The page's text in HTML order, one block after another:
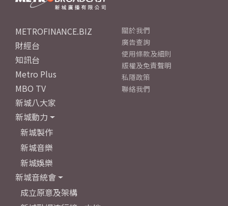
METROFINANCE.BIZ
財經台
知訊台
Metro Plus
MBO TV
新城八大家
新城動力
新城製作
新城音樂
新城娛樂
新城音統會
成立原意及架構
關於我們
廣告查詢
使用條款及細則
版權及免責聲明
私隱政策
聯絡我們